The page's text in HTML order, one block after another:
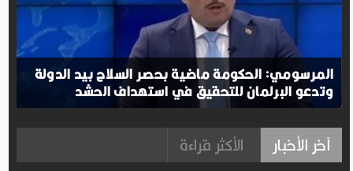
المرسومي: الحكومة ماضية بحصر السلاح بيد الدولة
وتدعو البرلمان للتحقيق في استهداف الحشد
آخر الأخبار الأكثر قراءة